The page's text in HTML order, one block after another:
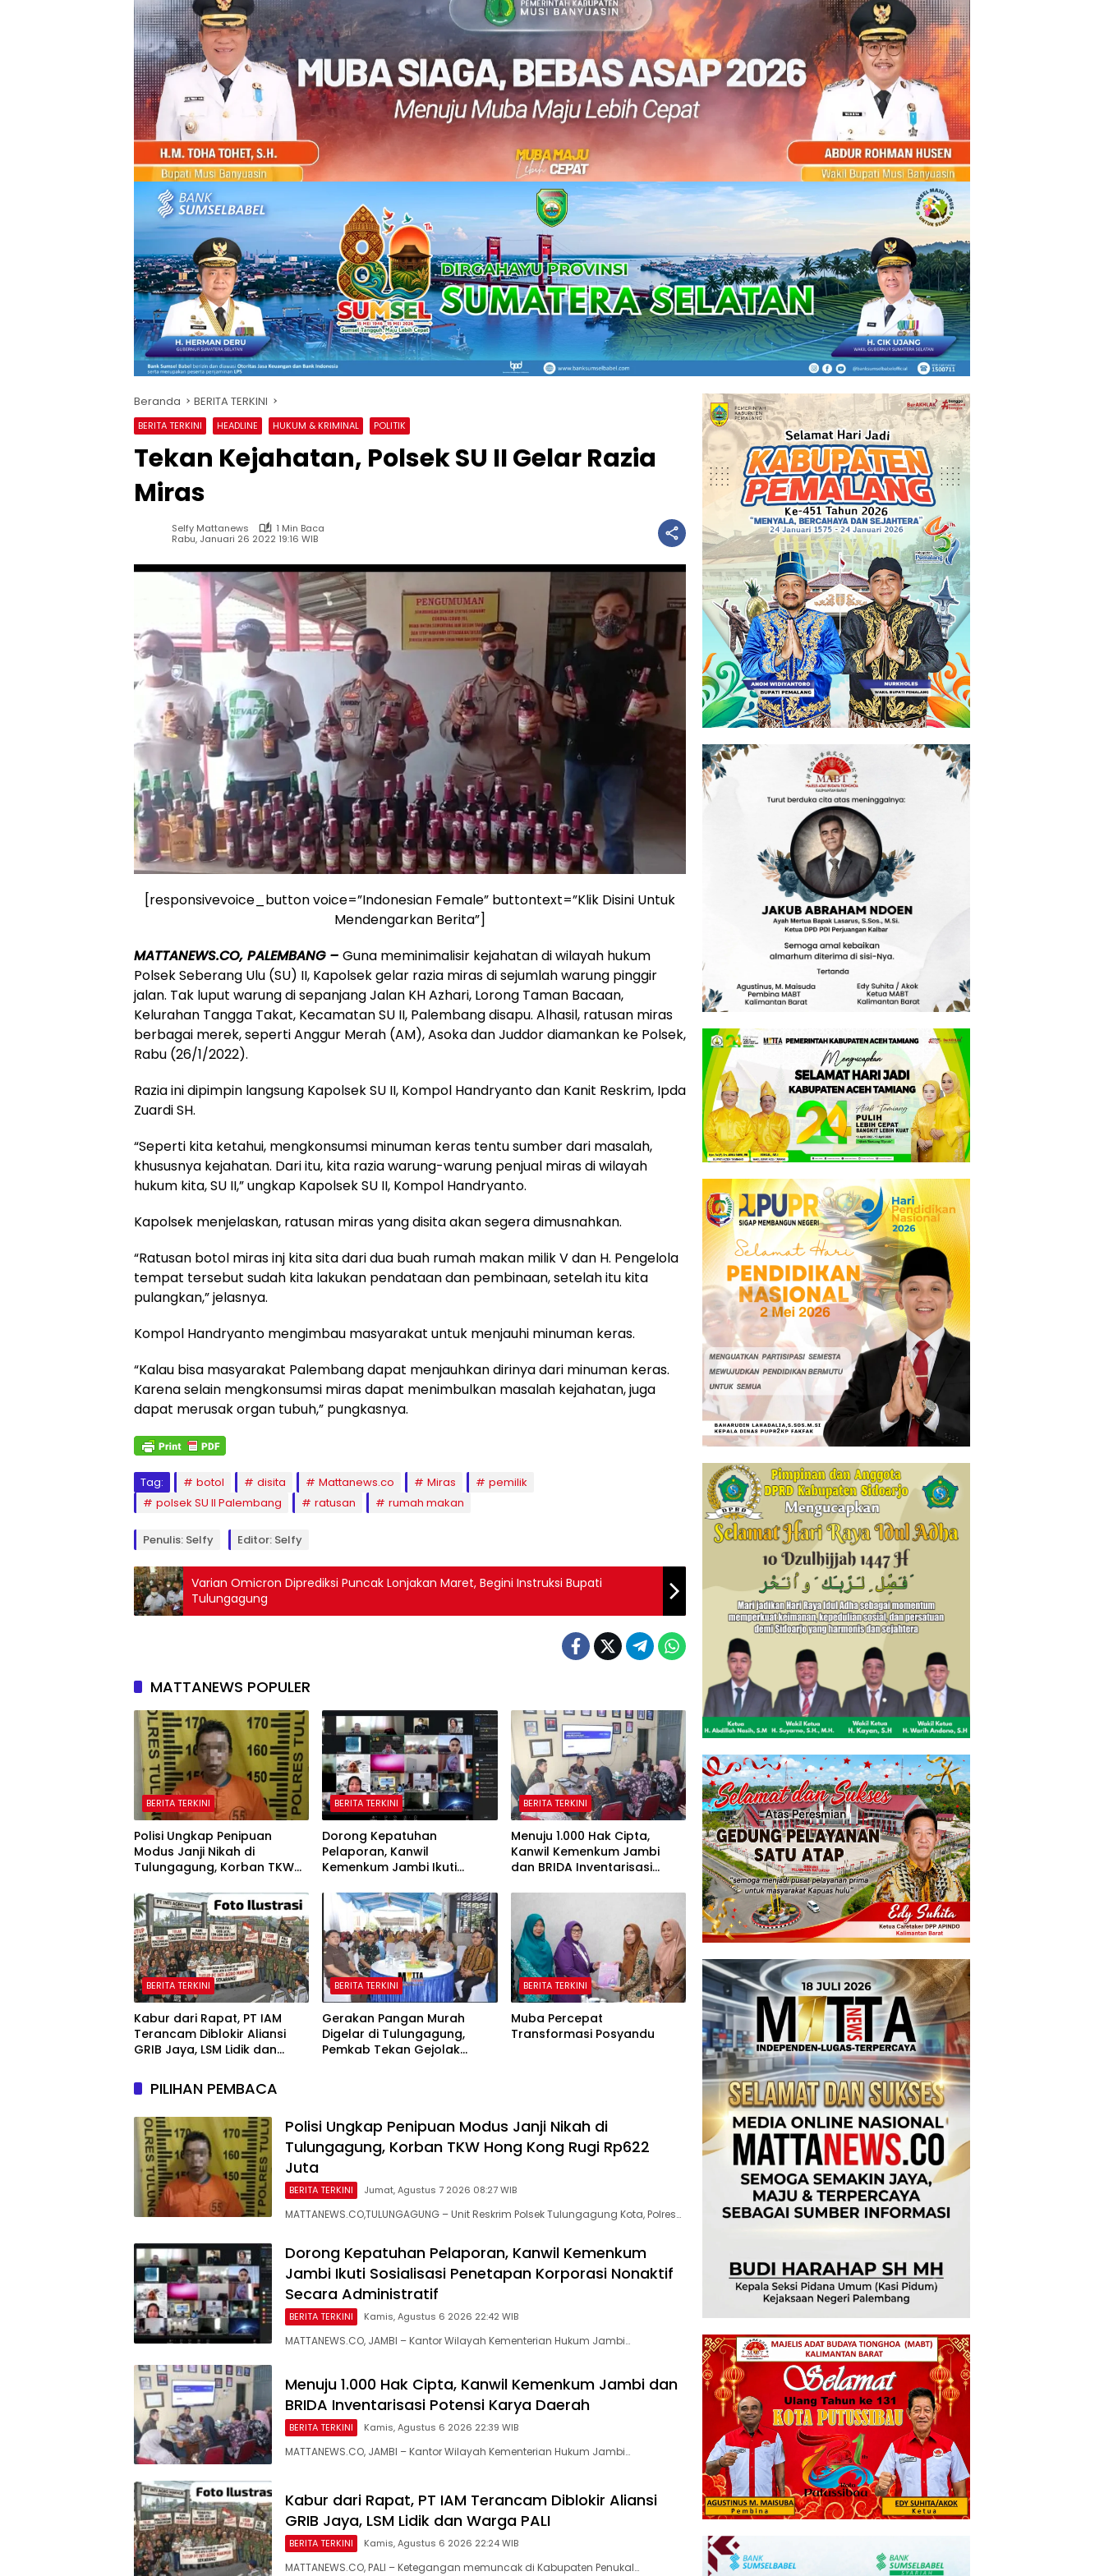
Beranda BERITA TERKINI
BERITA TERKINI HEADLINE HUKUM & KRIMINAL POLITIK
Tekan Kejahatan, Polsek SU II Gelar Razia
Miras
Selfy Mattanews
1 Min Baca
Rabu, Januari 26 2022 19:16 WIB
[responsivevoice_button voice=”Indonesian Female” buttontext=”Klik Disini Untuk
Mendengarkan Berita”]
MATTANEWS.CO, PALEMBANG – Guna meminimalisir kejahatan di wilayah hukum
Polsek Seberang Ulu (SU) II, Kapolsek gelar razia miras di sejumlah warung pinggir
jalan. Tak luput warung di sepanjang Jalan KH Azhari, Lorong Taman Bacaan,
Kelurahan Tangga Takat, Kecamatan SU II, Palembang disapu. Alhasil, ratusan miras
berbagai merek, seperti Anggur Merah (AM), Asoka dan Juddor diamankan ke Polsek,
Rabu (26/1/2022).
Razia ini dipimpin langsung Kapolsek SU II, Kompol Handryanto dan Kanit Reskrim, Ipda
Zuardi SH.
“Seperti kita ketahui, mengkonsumsi minuman keras tentu sumber dari masalah,
khususnya kejahatan. Dari itu, kita razia warung-warung penjual miras di wilayah
hukum kita, SU II,” ungkap Kapolsek SU II, Kompol Handryanto.
Kapolsek menjelaskan, ratusan miras yang disita akan segera dimusnahkan.
“Ratusan botol miras inj kita sita dari dua buah rumah makan milik V dan H. Pengelola
tempat tersebut sudah kita lakukan pendataan dan pembinaan, setelah itu kita
pulangkan,” jelasnya.
Kompol Handryanto mengimbau masyarakat untuk menjauhi minuman keras.
“Kalau bisa masyarakat Palembang dapat menjauhkan dirinya dari minuman keras.
Karena selain mengkonsumsi miras dapat menimbulkan masalah kejahatan, juga
dapat merusak organ tubuh,” pungkasnya.
Tag: botol disita Mattanews.co Miras
pemilik
polsek SU II Palembang
ratusan rumah makan
Penulis: Selfy Editor: Selfy
Varian Omicron Diprediksi Puncak Lonjakan Maret, Begini Instruksi Bupati
Tulungagung
MATTANEWS POPULER
BERITA TERKINI
Polisi Ungkap Penipuan
Modus Janji Nikah di
Tulungagung, Korban TKW
BERITA TERKINI
Dorong Kepatuhan
Pelaporan, Kanwil
Kemenkum Jambi Ikuti
Korporasi Nonaktif Secara
Administratif
BERITA TERKINI
Menuju 1.000 Hak Cipta,
Kanwil Kemenkum Jambi
dan BRIDA Inventarisasi
BERITA TERKINI
Kabur dari Rapat, PT IAM
Terancam Diblokir Aliansi
GRIB Jaya, LSM Lidik dan
BERITA TERKINI
Gerakan Pangan Murah
Digelar di Tulungagung,
Pemkab Tekan Gejolak
BERITA TERKINI
Muba Percepat
Transformasi Posyandu
PILIHAN PEMBACA
Polisi Ungkap Penipuan Modus Janji Nikah di
Tulungagung, Korban TKW Hong Kong Rugi Rp622
Juta
BERITA TERKINI Jumat, Agustus 7 2026 08:27 WIB
MATTANEWS.CO,TULUNGAGUNG – Unit Reskrim Polsek Tulungagung Kota, Polres…
Dorong Kepatuhan Pelaporan, Kanwil Kemenkum
Jambi Ikuti Sosialisasi Penetapan Korporasi Nonaktif
Secara Administratif
BERITA TERKINI Kamis, Agustus 6 2026 22:42 WIB
MATTANEWS.CO, JAMBI – Kantor Wilayah Kementerian Hukum Jambi…
Menuju 1.000 Hak Cipta, Kanwil Kemenkum Jambi dan
BRIDA Inventarisasi Potensi Karya Daerah
BERITA TERKINI Kamis, Agustus 6 2026 22:39 WIB
MATTANEWS.CO, JAMBI – Kantor Wilayah Kementerian Hukum Jambi…
Kabur dari Rapat, PT IAM Terancam Diblokir Aliansi
GRIB Jaya, LSM Lidik dan Warga PALI
BERITA TERKINI Kamis, Agustus 6 2026 22:24 WIB
MATTANEWS.CO, PALI – Ketegangan memuncak di Kabupaten Penukal…